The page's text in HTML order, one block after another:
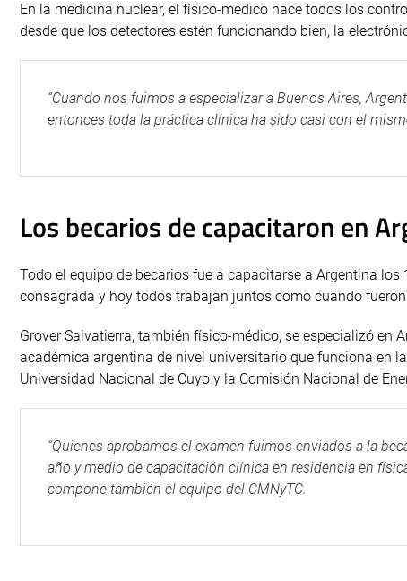
En la medicina nuclear, el físico-médico hace todos los
desde que los detectores estén funcionando bien, la
“Cuando nos fuimos a especializar a Buenos Aires,
entonces toda la práctica clínica ha sido casi con el
Los becarios de capacitaron en
Todo el equipo de becarios fue a capacitarse a Argentina
consagrada y hoy todos trabajan juntos como cuando
Grover Salvatierra, también físico-médico, se especializó en
académica argentina de nivel universitario que funciona en
Universidad Nacional de Cuyo y la Comisión Nacional de
“Quienes aprobamos el examen fuimos enviados a la
año y medio de capacitación clínica en residencia en
compone también el equipo del CMNyTC.